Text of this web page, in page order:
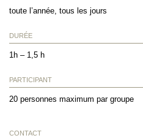
toute l’année, tous les jours
DURÉE
1h – 1,5 h
PARTICIPANT
20 personnes maximum par groupe
CONTACT